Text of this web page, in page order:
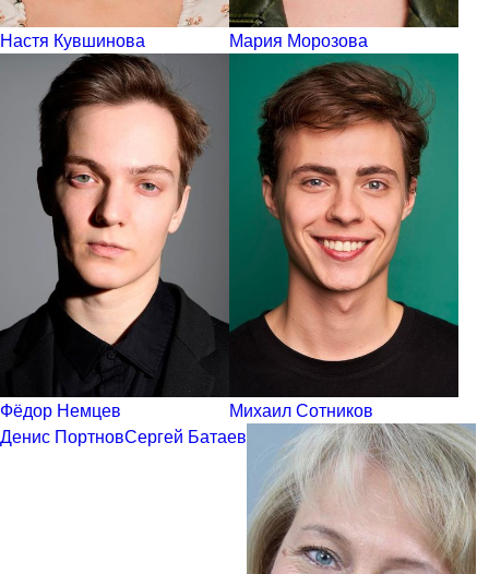
Настя Кувшинова Мария Морозова
Фёдор Немцев
Михаил Сотников
Денис ПортновСергей Батаев